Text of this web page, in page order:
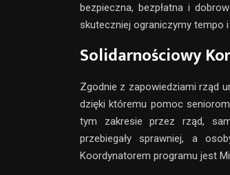
bezpieczna, bezpłatna i
skuteczniej ograniczymy tempo
Solidarnościowy
Zgodnie z zapowiedziami rząd
dzięki któremu pomoc
tym zakresie przez rząd,
przebiegały sprawniej, a
Koordynatorem programu jest